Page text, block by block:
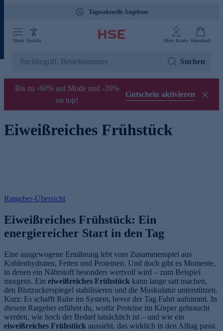
Tagesaktuelle Angebote
Menü Ansicht Mein Konto Warenkorb
Suchen
Bis zu -60% auf Mode und -20%
on top!
Gutschein aktivieren
Eiweißreiches Frühstück
Ratgeber-Übersicht
Eiweißreiches Frühstück: Ein
energiereicher Start in den Tag
Eine ausgewogene Ernährung lebt vom Zusammenspiel aus
Kohlenhydraten, Fetten und Proteinen. Und doch gibt es Momente,
in denen ein Nährstoff besonders wertvoll wird – zum Beispiel
morgens. Ein eiweißreiches Frühstück kann lange satt machen,
den Blutzuckerspiegel stabilisieren und die Muskulatur unterstützen.
Kurz: Es schafft Ruhe im System, bevor der Tag Fahrt aufnimmt. In
diesem Ratgeber erfährst du, wofür Proteine im Körper gebraucht
werden, wie hoch der Bedarf tatsächlich ist – und wie ein
eiweißreiches Frühstück aussieht, das wirklich in den Alltag passt.